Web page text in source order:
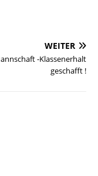
WEITER
-Klassenerhalt
geschafft !